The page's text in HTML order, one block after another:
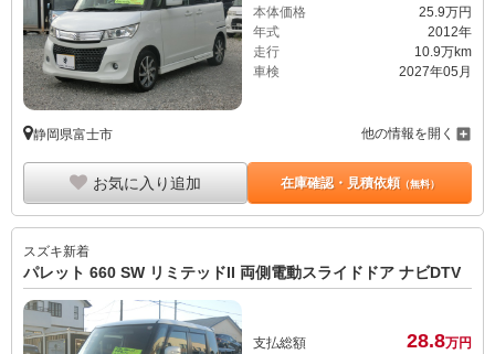
本体価格
25. 9万円
年式
2012年
走行
10.9万km
車検
2027年05月
静岡県富士市 他の情報を開く
お気に入り追加 在庫確認・見積依頼（無料）
スズキ新着
パレット 660 SW リミテッドII 両側電動スライドドア ナビDTV
支払総額 28.8万円